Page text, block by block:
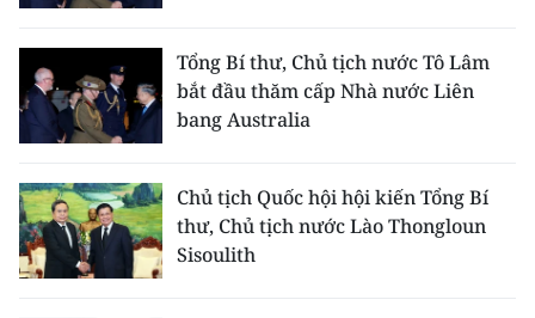
Tổng Bí thư, Chủ tịch nước Tô Lâm
bắt đầu thăm cấp Nhà nước Liên
bang Australia
Chủ tịch Quốc hội hội kiến Tổng Bí
thư, Chủ tịch nước Lào Thongloun
Sisoulith